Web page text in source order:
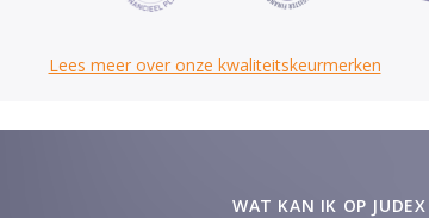
Lees meer over onze kwaliteitskeurmerken
WAT KAN IK OP JUDEX